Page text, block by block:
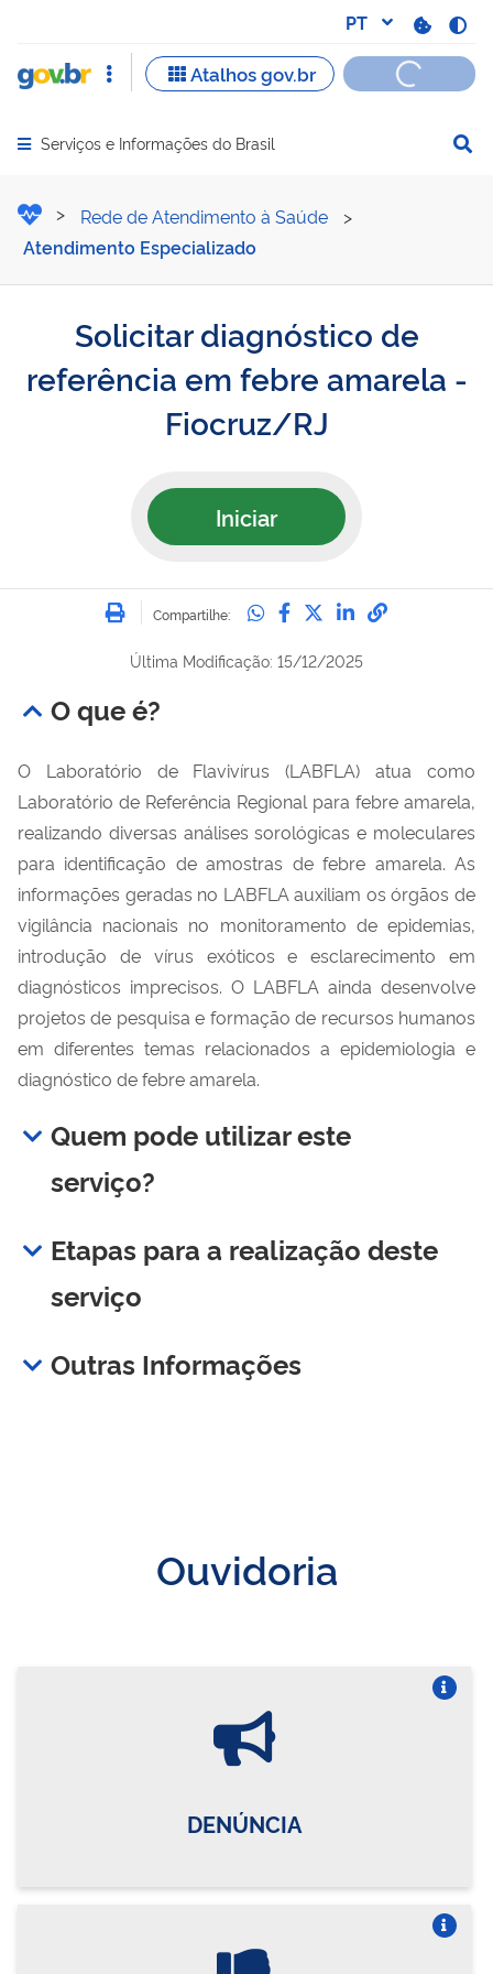
Abrir menu principal de navegação
Serviços e Informações do Brasil
Solicitar diagnóstico de
Rede de Atendimento à Saúde
>
Atendimento Especializado
Solicitar diagnóstico de
referência em febre amarela -
Fiocruz/RJ
Iniciar
Imprimir
Compartilhe: Compartilhe no
Compartilhe no
Compartilhe no
Compartilhe
Última Modificação: 15/12/2025
O que é?
O Laboratório de Flavivírus (LABFLA) atua como
Laboratório de Referência Regional para febre amarela,
realizando diversas análises sorológicas e moleculares
para identificação de amostras de febre amarela. As
informações geradas no LABFLA auxiliam os órgãos de
vigilância nacionais no monitoramento de epidemias,
introdução de vírus exóticos e esclarecimento em
diagnósticos imprecisos. O LABFLA ainda desenvolve
projetos de pesquisa e formação de recursos humanos
em diferentes temas relacionados a epidemiologia e
diagnóstico de febre amarela.
Quem pode utilizar este
serviço?
Etapas para a realização deste
serviço
Outras Informações
Ouvidoria
DENÚNCIA